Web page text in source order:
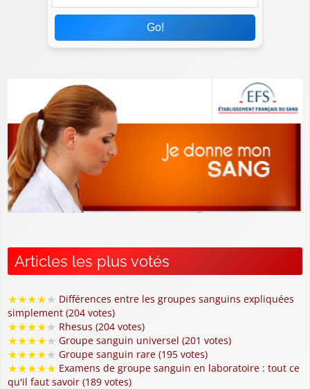
Go!
Articles les plus votés
★★★★★ Différences entre les groupes sanguins expliquées
simplement (204 votes)
★★★★★ Rhesus (204 votes)
★★★★★ Groupe sanguin universel (201 votes)
★★★★★ Groupe sanguin rare (195 votes)
★★★★★ Examens de groupe sanguin en laboratoire : tout ce
qu'il faut savoir (189 votes)